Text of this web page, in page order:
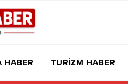
HABER TURİZM HABER